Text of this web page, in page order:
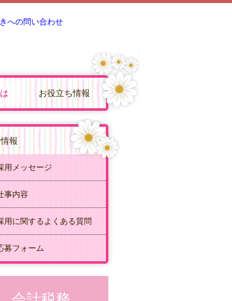
は
問題
かかる費用
制
相談先
価
先
お役立ち情報
FX4クラウド
経営改善オンデマンド講座
Q&A経営相談
補助金・助成金・融資情報
TKCシステムQ&A
関与先向け融資商品ご紹介
リンク集
個人情報保護法について
お問合せ
報
用メッセージ
事内容
用に関するよくある質問
募フォーム